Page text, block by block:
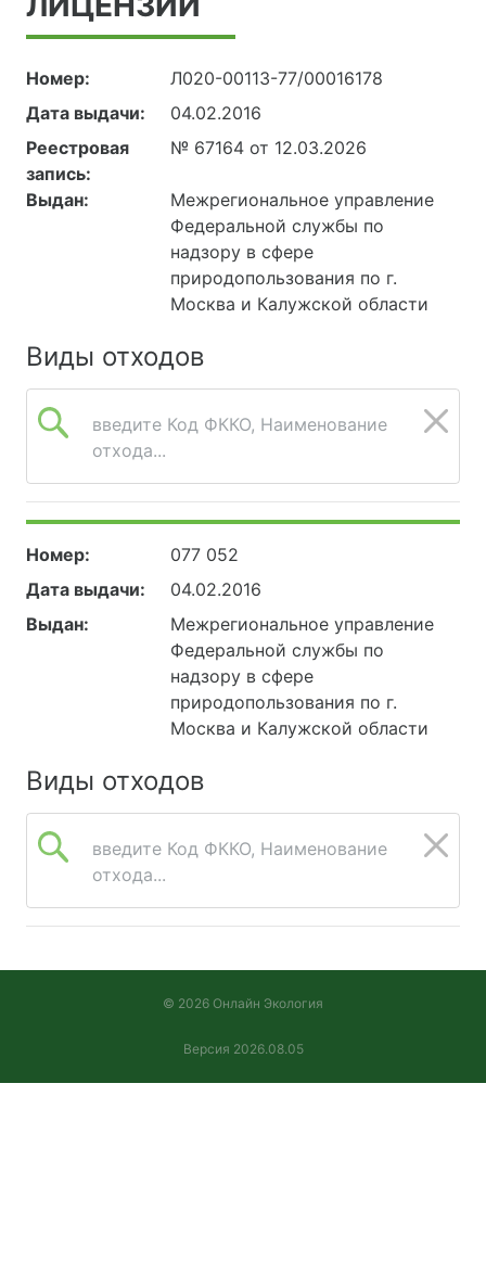
Номер:
Л020-00113-77/00016178
Дата выдачи:
04.02.2016
Реестровая
запись:
№ 67164 от 12.03.2026
Выдан:
Межрегиональное управление
Федеральной службы по
надзору в сфере
природопользования по г.
Москва и Калужской области
Виды отходов
введите Код ФККО, Наименование
отхода...
Номер:
077 052
Дата выдачи:
04.02.2016
Выдан:
Межрегиональное управление
Федеральной службы по
надзору в сфере
природопользования по г.
Москва и Калужской области
Виды отходов
введите Код ФККО, Наименование
отхода...
© 2026 Онлайн Экология
Версия 2026.08.05